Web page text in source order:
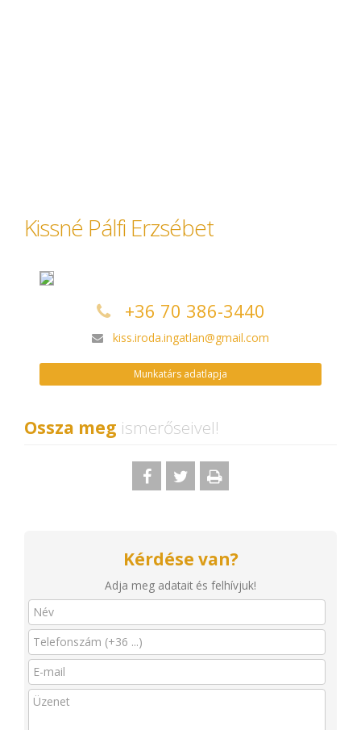
Kissné Pálfi Erzsébet
+36 70 386-3440
kiss.iroda.ingatlan@gmail.com
Munkatárs adatlapja
Ossza meg ismerőseivel!
Kérdése van?
Adja meg adatait és felhívjuk!